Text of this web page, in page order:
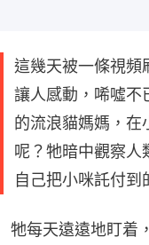
這幾天被一條視頻
讓人感動，唏噓不
的流浪貓媽媽，在
呢？牠暗中觀察人
自己把小咪託付到
牠每天遠遠地盯着